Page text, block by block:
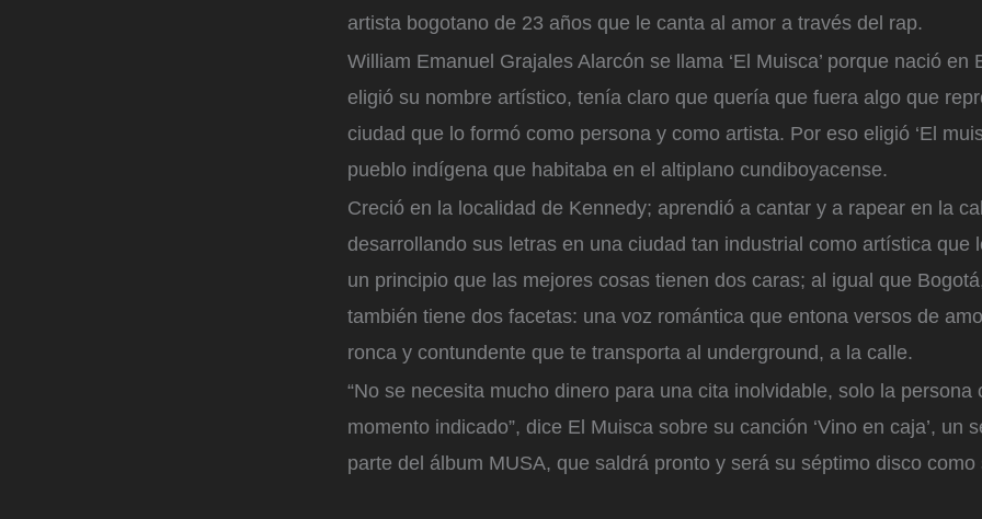
artista bogotano de 23 años que le canta al amor a través del rap.
William Emanuel Grajales Alarcón se llama ‘El Muisca’ porque nació en
eligió su nombre artístico, tenía claro que quería que fuera algo que
ciudad que lo formó como persona y como artista. Por eso eligió ‘El
pueblo indígena que habitaba en el altiplano cundiboyacense.
Creció en la localidad de Kennedy; aprendió a cantar y a rapear en la
desarrollando sus letras en una ciudad tan industrial como artística que
un principio que las mejores cosas tienen dos caras; al igual que
también tiene dos facetas: una voz romántica que entona versos de
ronca y contundente que te transporta al underground, a la calle.
“No se necesita mucho dinero para una cita inolvidable, solo la persona
momento indicado”, dice El Muisca sobre su canción ‘Vino en caja’, un
parte del álbum MUSA, que saldrá pronto y será su séptimo disco como